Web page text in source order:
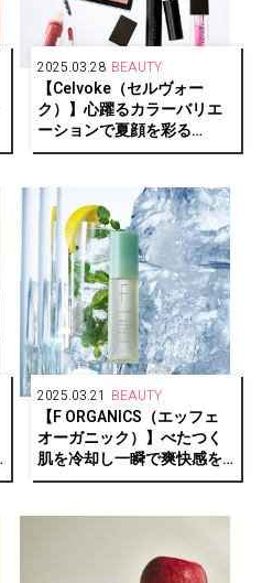
2025.03.28 BEAUTY
【Celvoke（セルヴォー
ク）】心躍るカラーバリエ
ーションで夏顔を彩る
Summer Makeup
2025.03.21 BEAUTY
【F ORGANICS（エッフェ
オーガニック）】べたつく
肌を冷却し一瞬で爽快感を
もたらす冷感ボディミスト